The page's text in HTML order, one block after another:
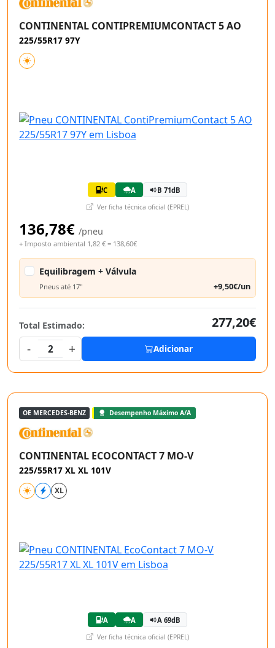
CONTINENTAL CONTIPREMIUMCONTACT 5 AO
225/55R17 97Y
C A B 71dB
Ver ficha técnica oficial (EPREL)
136,78€ /pneu
+ Imposto ambiental 1,82 € = 138,60€
Equilibragem + Válvula
Pneus até 17" +9,50€/un
Total Estimado:
277,20€
-
2 + Adicionar
OE MERCEDES-BENZ Desempenho Máximo A/A
CONTINENTAL ECOCONTACT 7 MO-V
225/55R17 XL XL 101V
XL
A A A 69dB
Ver ficha técnica oficial (EPREL)